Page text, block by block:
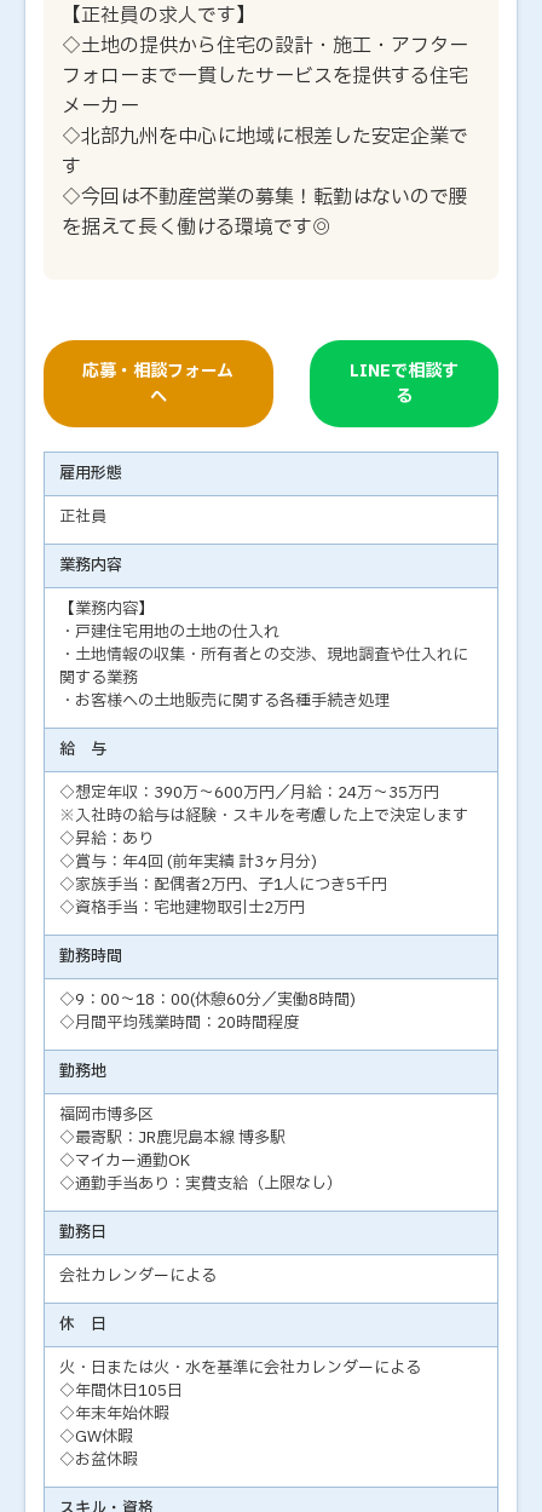
【正社員の求人です】
◇土地の提供から住宅の設計・施工・アフター
フォローまで一貫したサービスを提供する住宅
メーカー
◇北部九州を中心に地域に根差した安定企業で
す
◇今回は不動産営業の募集！転勤はないので腰
を据えて長く働ける環境です◎
応募・相談フォーム
へ
LINEで相談す
る
雇用形態
正社員
業務内容
【業務内容】
・戸建住宅用地の土地の仕入れ
・土地情報の収集・所有者との交渉、現地調査や仕入れに
関する業務
・お客様への土地販売に関する各種手続き処理
給 与
◇想定年収：390万～600万円／月給：24万～35万円
※入社時の給与は経験・スキルを考慮した上で決定します
◇昇給：あり
◇賞与：年4回 (前年実績 計3ヶ月分)
◇家族手当：配偶者2万円、子1人につき5千円
◇資格手当：宅地建物取引士2万円
勤務時間
◇9：00～18：00(休憩60分／実働8時間)
◇月間平均残業時間：20時間程度
勤務地
福岡市博多区
◇最寄駅：JR鹿児島本線 博多駅
◇マイカー通勤OK
◇通勤手当あり：実費支給（上限なし）
勤務日
会社カレンダーによる
休 日
火・日または火・水を基準に会社カレンダーによる
◇年間休日105日
◇年末年始休暇
◇GW休暇
◇お盆休暇